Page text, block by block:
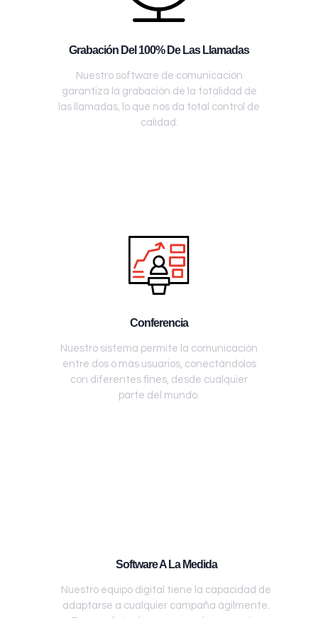
Grabación Del 100% De Las Llamadas
Nuestro software de comunicación
garantiza la grabación de la totalidad de
las llamadas, lo que nos da total control de
calidad.
Conferencia
Nuestro sistema permite la comunicación
entre dos o más usuarios, conectándolos
con diferentes fines, desde cualquier
parte del mundo.
Software A La Medida
Nuestro equipo digital tiene la capacidad de
adaptarse a cualquier campaña ágilmente.